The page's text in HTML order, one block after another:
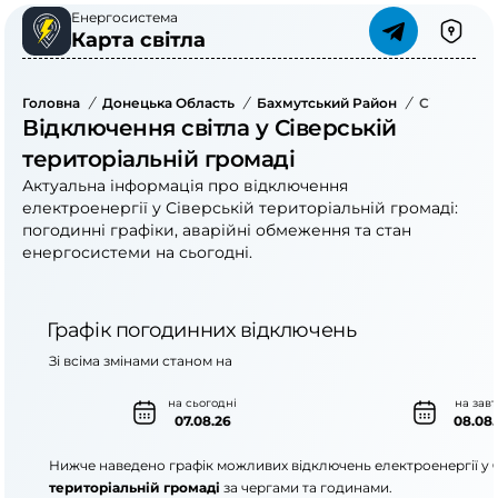
Енергосистема
Карта світла
Головна / Донецька Область / Бахмутський Район / Сіверська
Відключення світла у Сіверській
територіальній громаді
Актуальна інформація про відключення
електроенергії у Сіверській територіальній громаді:
погодинні графіки, аварійні обмеження та стан
енергосистеми на сьогодні.
Графік погодинних відключень
на сьогодні
07.08.26
на
Зі всіма змінами станом на
Нижче наведено графік можливих відключень електроенергії у
територіальній громаді за чергами та годинами.